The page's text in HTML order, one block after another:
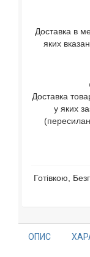
Доставка в
яких
Доставка
у яких
Готівкою,
ОПИС